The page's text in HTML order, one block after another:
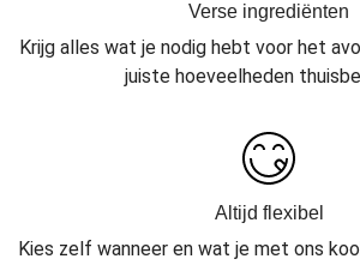
Verse ingrediënten
Krijg alles wat je nodig hebt voor het
juiste hoeveelheden
Altijd flexibel
Kies zelf wanneer en wat je met ons